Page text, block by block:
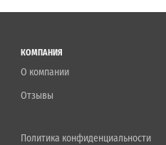
КОМПАНИЯ
О компании
Отзывы
Политика конфиденциальности